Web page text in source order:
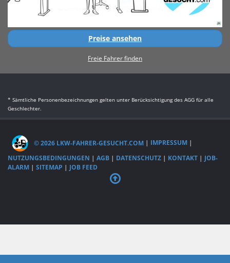
Preise ansehen
Freie Fahrer finden
* Sämtliche Personenbezeichnungen gelten unter Berücksichtigung des AGG für alle
Geschlechter.
© 2026 LKW-FAHRER-GESUCHT.COM | IMPRESSUM |
NUTZUNGSBEDINGUNGEN | AGB | DATENSCHUTZ | KONTAKT | JOB-
ALARM | SITEMAP | JOB FEED